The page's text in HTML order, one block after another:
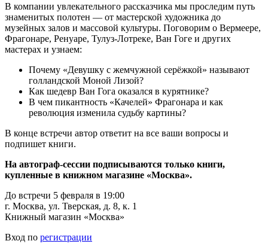
В компании увлекательного рассказчика мы проследим путь
знаменитых полотен — от мастерской художника до
музейных залов и массовой культуры. Поговорим о Вермеере,
Фрагонаре, Ренуаре, Тулуз-Лотреке, Ван Гоге и других
мастерах и узнаем:
Почему «Девушку с жемчужной серёжкой» называют
голландской Моной Лизой?
Как шедевр Ван Гога оказался в курятнике?
В чем пикантность «Качелей» Фрагонара и как
революция изменила судьбу картины?
В конце встречи автор ответит на все ваши вопросы и
подпишет книги.
На автограф-сессии подписываются только книги,
купленные в книжном магазине «Москва».
До встречи 5 февраля в 19:00
г. Москва, ул. Тверская, д. 8, к. 1
Книжный магазин «Москва»
Вход по регистрации